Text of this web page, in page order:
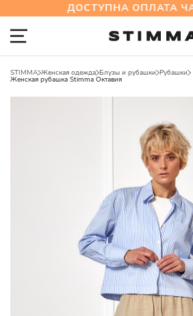
ДОСТУПНА ОПЛАТА
STIMMA Женская одежда Блузы и рубашки Рубашки
Женская рубашка Stimma Октавия